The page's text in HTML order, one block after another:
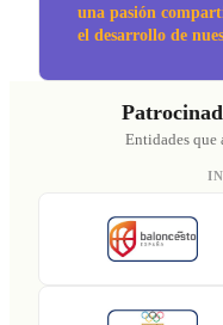
una pasión
el desarrollo de
Entidades que